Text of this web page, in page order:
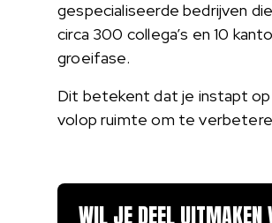
gespecialiseerde bedrijven
circa 300 collega’s en 10
groeifase.
Dit betekent dat je instapt
volop ruimte om te
WIL JE DEEL UITMAKEN